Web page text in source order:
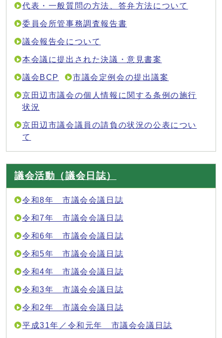
代表・一般質問の方法、答弁方法について
委員会所管事務調査報告書
議会報告会について
本会議に提出された決議・意見書案
議会BCP 市議会定例会の提出議案
京田辺市議会の個人情報に関する条例の施行
状況
京田辺市議会議員の請負の状況の公表につい
て
議会活動（議会日誌）
令和8年 市議会会議日誌
令和7年 市議会会議日誌
令和6年 市議会会議日誌
令和5年 市議会会議日誌
令和4年 市議会会議日誌
令和3年 市議会会議日誌
令和2年 市議会会議日誌
平成31年／令和元年 市議会会議日誌